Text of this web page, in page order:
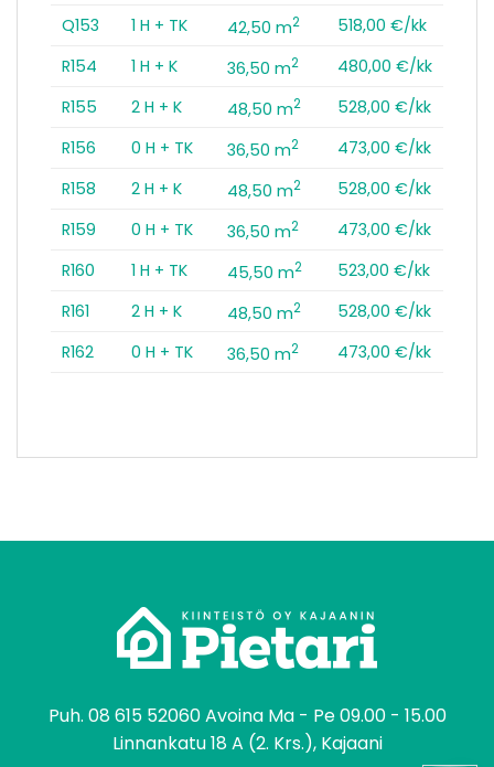
Q153
1 H + TK 42,50 m2
518,00 €/kk
R154
1 H + K 36,50 m2
480,00 €/kk
R155
2 H + K 48,50 m2
528,00 €/kk
R156
0 H + TK 36,50 m2
473,00 €/kk
R158
2 H + K 48,50 m2
528,00 €/kk
R159
0 H + TK 36,50 m2
473,00 €/kk
R160
1 H + TK 45,50 m2
523,00 €/kk
R161
2 H + K 48,50 m2
528,00 €/kk
R162
0 H + TK 36,50 m2 473,00 €/kk
Puh. 08 615 52060Avoina Ma - Pe 09.00 - 15.00
Linnankatu 18 A (2. Krs.), Kajaani